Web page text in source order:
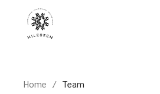
content
Home Team